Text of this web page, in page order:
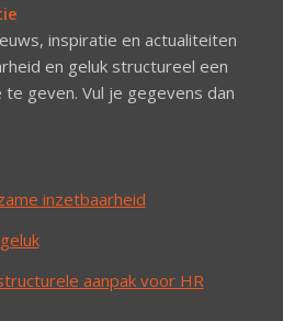
inspiratie en actualiteiten
en geluk structureel een
geven. Vul je gegevens dan
inzetbaarheid
aanpak voor HR